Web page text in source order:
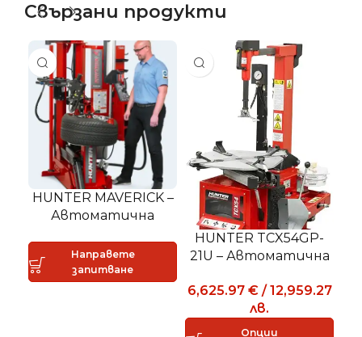
Свързани продукти
HUNTER MAVERICK –
Автоматична
Направете
запитване
HUNTER TCX54GP-
21U – Автоматична
демонтаж
6,625.97 € /12,959.27
лв.
Опции